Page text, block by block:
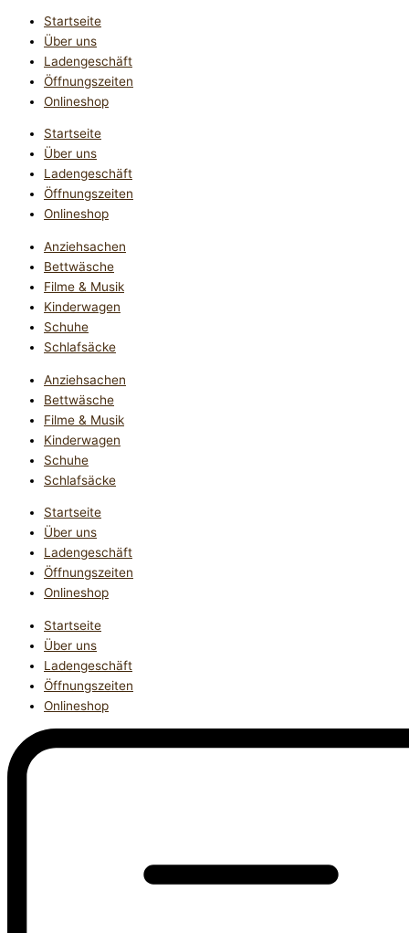
Startseite
Über uns
Ladengeschäft
Öffnungszeiten
Onlineshop
Startseite
Über uns
Ladengeschäft
Öffnungszeiten
Onlineshop
Anziehsachen
Bettwäsche
Filme & Musik
Kinderwagen
Schuhe
Schlafsäcke
Anziehsachen
Bettwäsche
Filme & Musik
Kinderwagen
Schuhe
Schlafsäcke
Startseite
Über uns
Ladengeschäft
Öffnungszeiten
Onlineshop
Startseite
Über uns
Ladengeschäft
Öffnungszeiten
Onlineshop